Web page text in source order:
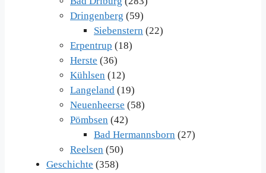
Dringenberg (59)
Siebenstern (22)
Erpentrup (18)
Herste (36)
Kühlsen (12)
Langeland (19)
Neuenheerse (58)
Pömbsen (42)
Bad Hermannsborn (27)
Reelsen (50)
Geschichte (358)